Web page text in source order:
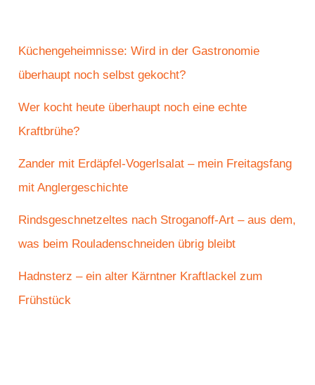
Küchengeheimnisse: Wird in der Gastronomie
überhaupt noch selbst gekocht?
Wer kocht heute überhaupt noch eine echte
Kraftbrühe?
Zander mit Erdäpfel-Vogerlsalat – mein Freitagsfang
mit Anglergeschichte
Rindsgeschnetzeltes nach Stroganoff-Art – aus dem,
was beim Rouladenschneiden übrig bleibt
Hadnsterz – ein alter Kärntner Kraftlackel zum
Frühstück